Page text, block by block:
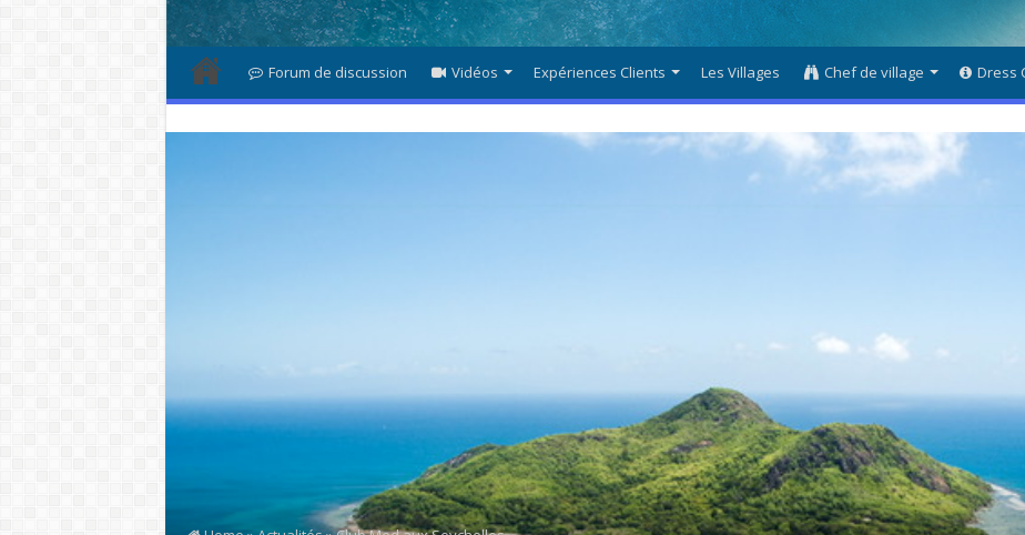
Forum de discussion Vidéos Expériences Clients Les Villages Chef de village Dress